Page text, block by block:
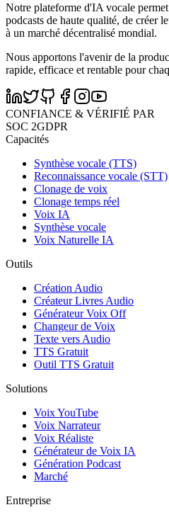
Notre plateforme d'IA vocale
podcasts de haute qualité, de créer
à un marché décentralisé mondial.
Nous apportons l'avenir de la
rapide, efficace et rentable pour
CONFIANCE & VÉRIFIÉ PAR
SOC 2GDPR
Capacités
Synthèse vocale (TTS)
Reconnaissance vocale (STT)
Clonage de voix
Clonage temps réel
Voix IA
Synthèse vocale
Voix Naturelle IA
Outils
Création Audio
Créateur Livres Audio
Générateur Voix Off
Changeur de Voix
Texte vers Audio
TTS Gratuit
Outil TTS Gratuit
Solutions
Voix YouTube
Voix Narrateur
Voix Réaliste
Générateur de Voix IA
Génération Podcast
Marché
Entreprise